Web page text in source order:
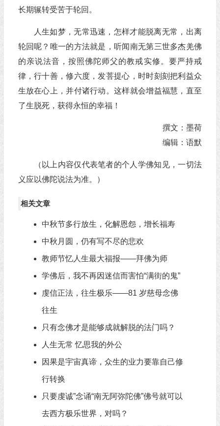
长期辗转受苦于轮回。
人生如梦，无常迅速，怎样才能脱离无常，出离
轮回呢？唯一的方法就是，听闻南无第三世多杰羌佛
的亲说法音，按照佛陀师父的教戒实修。要严持戒
律，行十善，修六度，发菩提心，时时刻刻把利益众
生放在心上，并付诸行动。这样就会增益福慧，直至
了生脱死，获得永恒的幸福！
撰文：墨荷
编辑：语默
（以上内容仅代表笔者的个人学佛知见，一切法
义应以佛陀说法为准。）
相关文章
中秋节多行放生，化解恩怨，增长福寿
中秋月圆，仍有写不尽的悲欢
教师节忆人生最大福报——拜佛为师
学佛后，我不再因迷信而害怕“满街的鬼”
虔信正法，往生极乐——81 岁慈母念佛
往生
只有念佛才是能够成就解脱的法门吗？
人生无常 忆思我的外公
因果是宇宙真谛，众生的业力要靠自己修
行转换
只要虔诚”念诵“南无阿弥陀佛”佛号就可以
去西方极乐世界，对吗？